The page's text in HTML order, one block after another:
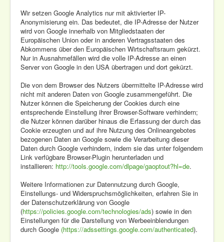
Wir setzen Google Analytics nur mit aktivierter IP-
Anonymisierung ein. Das bedeutet, die IP-Adresse der Nutzer
wird von Google innerhalb von Mitgliedstaaten der
Europäischen Union oder in anderen Vertragsstaaten des
Abkommens über den Europäischen Wirtschaftsraum gekürzt.
Nur in Ausnahmefällen wird die volle IP-Adresse an einen
Server von Google in den USA übertragen und dort gekürzt.
Die von dem Browser des Nutzers übermittelte IP-Adresse wird
nicht mit anderen Daten von Google zusammengeführt. Die
Nutzer können die Speicherung der Cookies durch eine
entsprechende Einstellung ihrer Browser-Software verhindern;
die Nutzer können darüber hinaus die Erfassung der durch das
Cookie erzeugten und auf ihre Nutzung des Onlineangebotes
bezogenen Daten an Google sowie die Verarbeitung dieser
Daten durch Google verhindern, indem sie das unter folgendem
Link verfügbare Browser-Plugin herunterladen und
installieren: http://tools.google.com/dlpage/gaoptout?hl=de.
Weitere Informationen zur Datennutzung durch Google,
Einstellungs- und Widerspruchsmöglichkeiten, erfahren Sie in
der Datenschutzerklärung von Google
(https://policies.google.com/technologies/ads) sowie in den
Einstellungen für die Darstellung von Werbeeinblendungen
durch Google (https://adssettings.google.com/authenticated).